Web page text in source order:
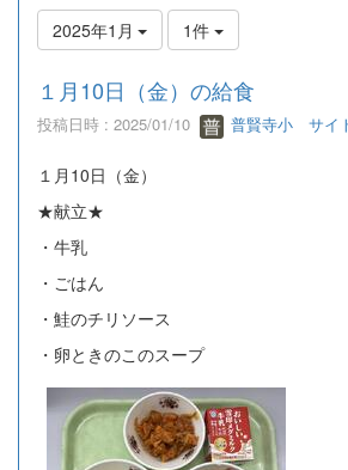
2025年1月 1件
１月10日（金）の給食
投稿日時 : 2025/01/10 普賢寺小 サイ
１月10日（金）
★献立★
・牛乳
・ごはん
・鮭のチリソース
・卵ときのこのスープ